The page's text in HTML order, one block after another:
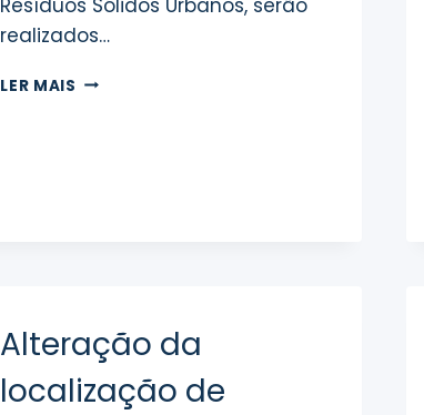
realizados…
LER MAIS COMUNICADO
Alteração da
localização de